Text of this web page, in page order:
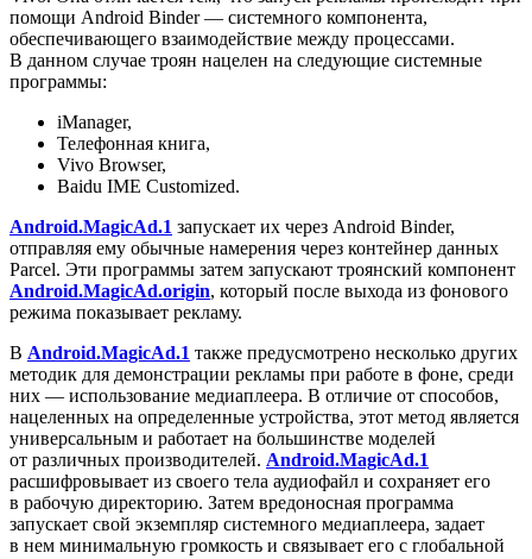
помощи Android Binder — системного компонента,
обеспечивающего взаимодействие между процессами.
В данном случае троян нацелен на следующие системные
программы:
iManager,
Телефонная книга,
Vivo Browser,
Baidu IME Customized.
Android.MagicAd.1 запускает их через Android Binder,
отправляя ему обычные намерения через контейнер данных
Parcel. Эти программы затем запускают троянский компонент
Android.MagicAd.origin, который после выхода из фонового
режима показывает рекламу.
В Android.MagicAd.1 также предусмотрено несколько других
методик для демонстрации рекламы при работе в фоне, среди
них — использование медиаплеера. В отличие от способов,
нацеленных на определенные устройства, этот метод является
универсальным и работает на большинстве моделей
от различных производителей. Android.MagicAd.1
расшифровывает из своего тела аудиофайл и сохраняет его
в рабочую директорию. Затем вредоносная программа
запускает свой экземпляр системного медиаплеера, задает
в нем минимальную громкость и связывает его с глобальной